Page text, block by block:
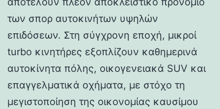
των σπορ αυτοκινήτων υψηλών
επιδόσεων. Στη σύγχρονη εποχή, μικροί
turbo κινητήρες εξοπλίζουν καθημερινά
αυτοκίνητα πόλης, οικογενειακά SUV και
επαγγελματικά οχήματα, με στόχο τη
μεγιστοποίηση της οικονομίας καυσίμου